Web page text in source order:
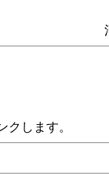
します。